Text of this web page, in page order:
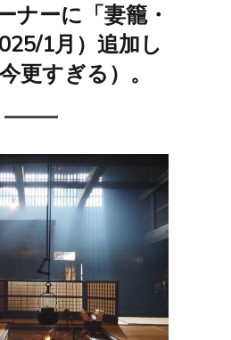
ナーに「妻籠・
1月）追加し
更すぎる）。